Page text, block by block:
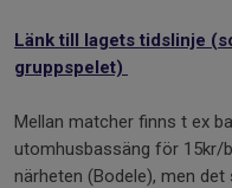
Länk till lagets tidslinje
gruppspelet)
Mellan matcher finns t ex
utomhusbassäng för 15kr/
närheten (Bodele), men